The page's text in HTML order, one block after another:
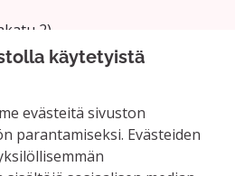
käytetyistä
evästeitä sivuston
parantamiseksi. Evästeiden
2)